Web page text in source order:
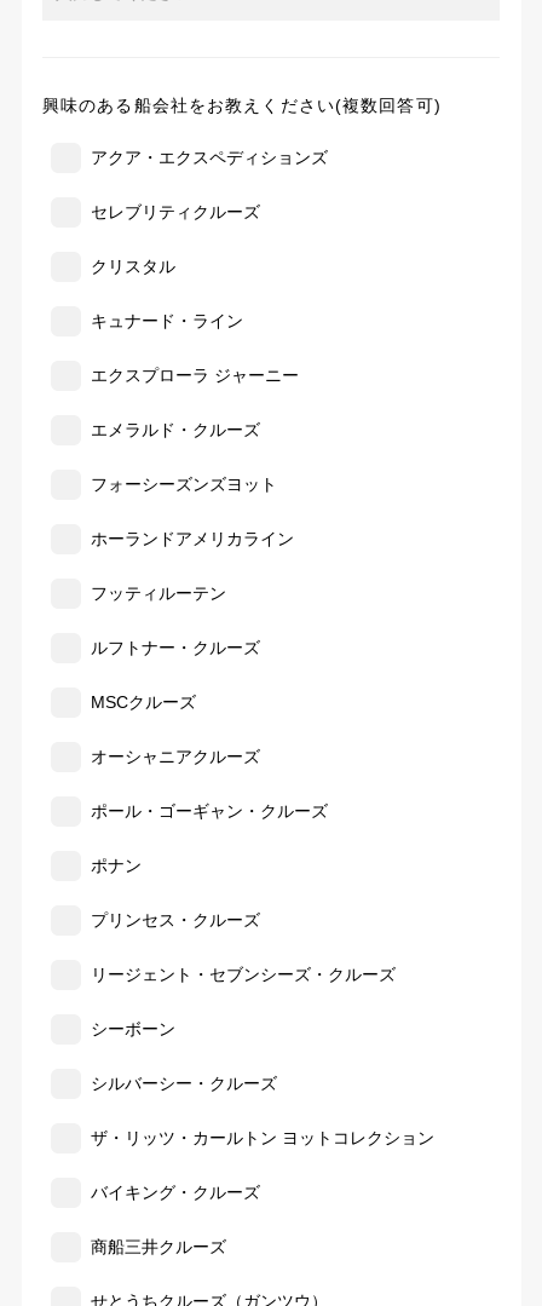
興味のある船会社をお教えください(複数回答可)
アクア・エクスペディションズ
セレブリティクルーズ
クリスタル
キュナード・ライン
エクスプローラ ジャーニー
エメラルド・クルーズ
フォーシーズンズヨット
ホーランドアメリカライン
フッティルーテン
ルフトナー・クルーズ
MSCクルーズ
オーシャニアクルーズ
ポール・ゴーギャン・クルーズ
ポナン
プリンセス・クルーズ
リージェント・セブンシーズ・クルーズ
シーボーン
シルバーシー・クルーズ
ザ・リッツ・カールトン ヨットコレクション
バイキング・クルーズ
商船三井クルーズ
せとうちクルーズ（ガンツウ）